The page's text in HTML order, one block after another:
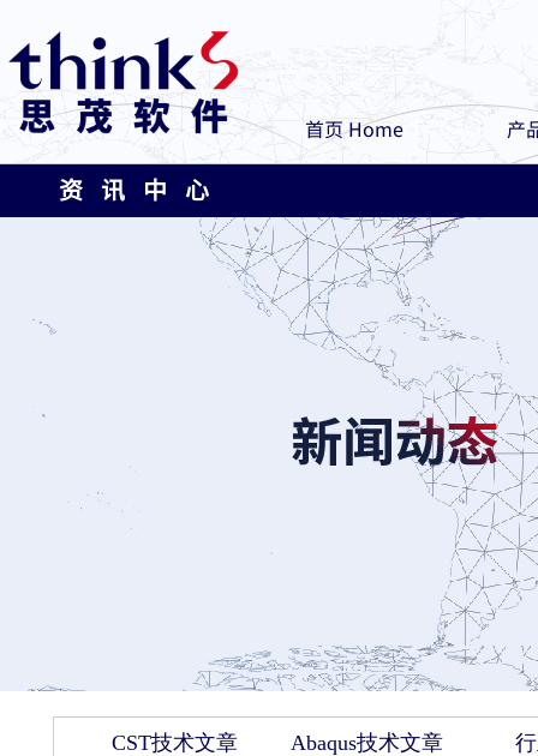
首页 Home 产
资 讯 中 心
CST技术文章 Abaqus技术文章